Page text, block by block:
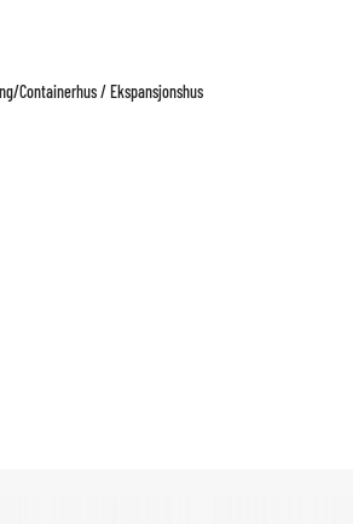
/Containerhus / Ekspansjonshus